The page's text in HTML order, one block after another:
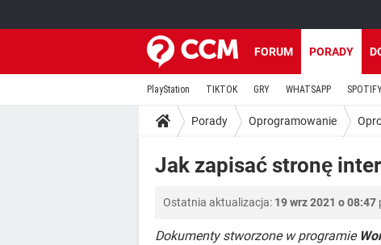
FORUM PORADY
PlayStation TIKTOK GRY WHATSAPP
Porady Oprogramowanie
Jak zapisać stronę
Ostatnia aktualizacja: 19 wrz 2021 o 08:47
Dokumenty stworzone w programie